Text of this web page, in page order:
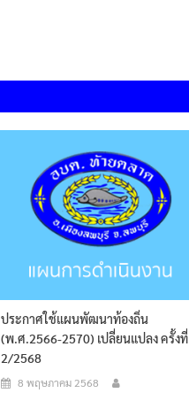
ประกาศใช้แผนพัฒนาท้องถิ่น
(พ.ศ.2566-2570) เปลี่ยนแปลง ครั้งที่
2/2568
8 พฤษภาคม 2568